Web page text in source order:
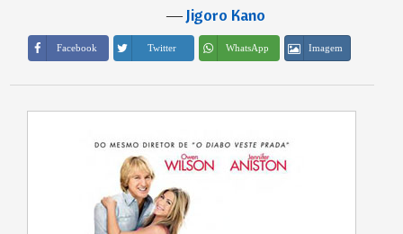
―Jigoro Kano
Facebook Twitter WhatsApp Imagem